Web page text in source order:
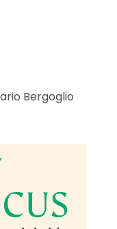
Bergoglio